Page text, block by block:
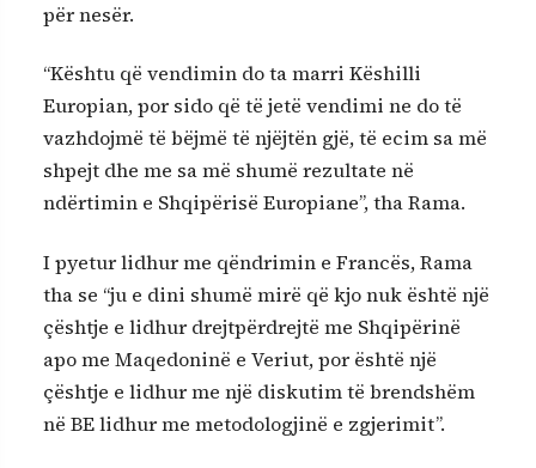
për nesër.
“Kështu që vendimin do ta marri Këshilli
Europian, por sido që të jetë vendimi ne do të
vazhdojmë të bëjmë të njëjtën gjë, të ecim sa më
shpejt dhe me sa më shumë rezultate në
ndërtimin e Shqipërisë Europiane”, tha Rama.
I pyetur lidhur me qëndrimin e Francës, Rama
tha se “ju e dini shumë mirë që kjo nuk është një
çështje e lidhur drejtpërdrejtë me Shqipërinë
apo me Maqedoninë e Veriut, por është një
çështje e lidhur me një diskutim të brendshëm
në BE lidhur me metodologjinë e zgjerimit”.